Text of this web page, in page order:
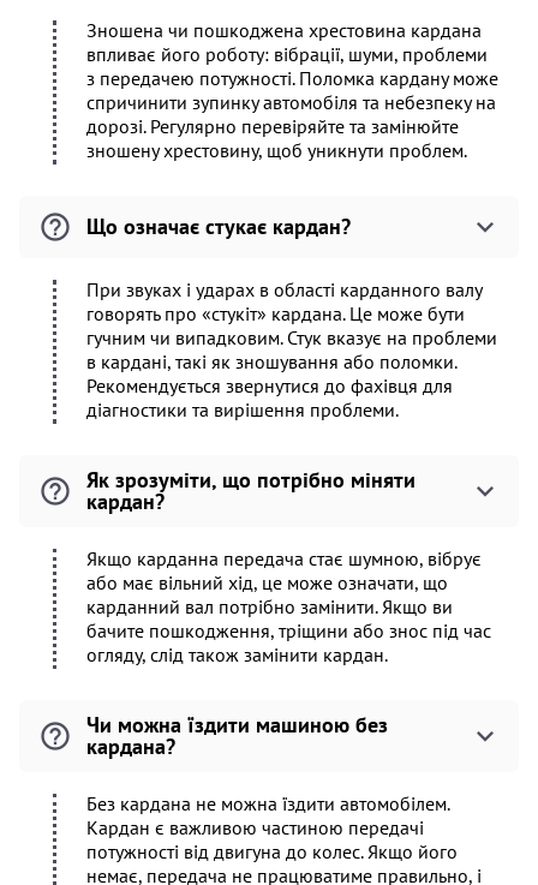
Зношена чи пошкоджена хрестовина кардана
впливає його роботу: вібрації, шуми, проблеми
з передачею потужності. Поломка кардану може
спричинити зупинку автомобіля та небезпеку на
дорозі. Регулярно перевіряйте та замінюйте
зношену хрестовину, щоб уникнути проблем.
Що означає стукає кардан?
При звуках і ударах в області карданного валу
говорять про «стукіт» кардана. Це може бути
гучним чи випадковим. Стук вказує на проблеми
в кардані, такі як зношування або поломки.
Рекомендується звернутися до фахівця для
діагностики та вирішення проблеми.
Як зрозуміти, що потрібно міняти
кардан?
Якщо карданна передача стає шумною, вібрує
або має вільний хід, це може означати, що
карданний вал потрібно замінити. Якщо ви
бачите пошкодження, тріщини або знос під час
огляду, слід також замінити кардан.
Чи можна їздити машиною без
кардана?
Без кардана не можна їздити автомобілем.
Кардан є важливою частиною передачі
потужності від двигуна до колес. Якщо його
немає, передача не працюватиме правильно, і